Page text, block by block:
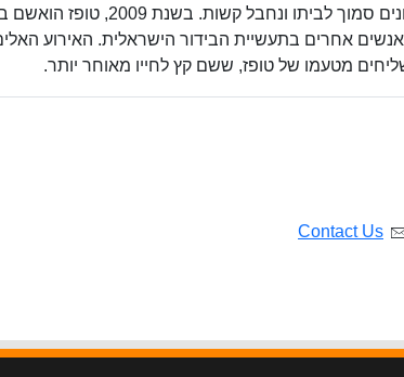
בערוץ 10 נכשלה, בשנת 2008 הותקף ניר בידי בריונים סמוך לביתו
אחרים בתעשיית הבידור הישראלית. האירוע
מטעמו של טופז, ששם קץ לחייו מאוחר יותר.
Contact Us